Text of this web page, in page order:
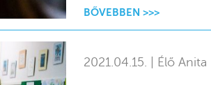
2021.04.15. | Élő Anita |
BŐVEBBEN >>>